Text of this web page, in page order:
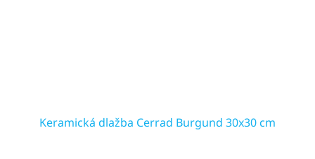
Keramická dlažba Cerrad Burgund 30x30 cm